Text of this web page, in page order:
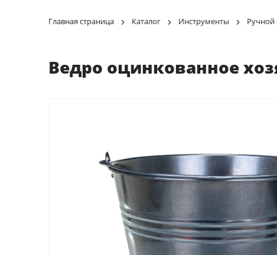
Главная страница Каталог Инструменты Ручной
Ведро оцинкованное